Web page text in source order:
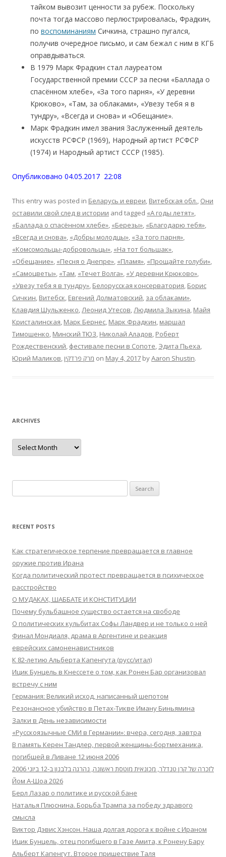
тайком вывозит ценности за рубеж. Поскольку
почта тогда массово перлюстрировалась, Фрадкин,
по воспоминаниям Сичкина, страшно пугался,
получив очередное письмо, и сам бежал с ним в КГБ
оправдываться.
В 1979 Марк Фрадкин стал лауреатом
Государственной премии СССР за песни «Баллада о
спасённом хлебе», «За того парня», «У деревни
Крюково», «Там, за облаками», «Увезу тебя я в
тундру», «Всегда и снова» и «Обещание».
Марк Фрадкин имел звания Заслуженный деятель
искусств РСФСР (1969), Народный артист РСФСР
(1974) и Народный артист СССР (1985).
Опубликовано 04.05.2017 22:08
This entry was posted in Беларусь и евреи, Витебская обл., Они
оставили свой след в истории and tagged «А годы летят»,
«Баллада о спасённом хлебе», «Березы», «Благодарю тебя»,
«Всегда и снова», «Добры молодцы», «За того парня»,
«Комсомольцы-добровольцы», «На тот большак»,
«Обещание», «Песня о Днепре», «Пламя», «Прощайте голуби»,
«Самоцветы», «Там, «Течет Волга», «У деревни Крюково»,
«Увезу тебя я в тундру», Белорусская консерватория, Борис
Сичкин, Витебск, Евгений Долматовский, за облаками»,
Клавдия Шульженко,Леонид Утесов,Людмила Зыкина, Майя
Кристалинская, Марк Бернес, Марк Фрадкин, маршал
Тимошенко, Минский ТЮЗ, Николай Аладов, Роберт
Рождественский, фестивале песни в Сопоте, Эдита Пьеха,
Юрий Маликов,מרק פרדקין on May 4, 2017 byAaron Shustin.
ARCHIVES
Archives
for:
RECENT POSTS
Как стратегическое терпение превращается в главное
оружие против Ирана
Когда политический протест превращается в психическое
расстройство
О МУДАКАХ, ШАББАТЕ И КОНСТИТУЦИИ
Почему бульбашное существо остается на свободе
О политических кульбитах Софы Ландвер и не только о ней
Финал Мондиаля, драма в Аргентине и реакция
еврейских самоненавистников
К 82-летию Альберта Капенгута (русс/итал)
Ицик Бунцель в Кнессете о том, как Ронен Бар организовал
встречу с ним
Германия: Великий исход, написанный шепотом
Резонансное убийство в Петах-Тикве Иману Биньямина
Залки в День независимости
«Русскоязычные СМИ в Германии»: вчера, сегодня, завтра
В память Керен Тандлер, первой женщины-бортмеханика,
погибшей в Ливане 12 июня 2006
לזכרה של קרן טנדלר, מכונאית מוטסת ראשונה, נהרגה בלבנון ב-12 ביוני 2006
Йом А-Шоа 2026
Берл Лазар о политике и русской бане
Наталья Плюснина. Борьба Трампа за победу здравого
смысла
Виктор Дэвис Хэнсон. Наша долгая дорога к войне с Ираном
Ицик Бунцель, отец погибшего в Газе Амита, к Ронену Бару
Альберт Капенгут. Второе пришествие Таля